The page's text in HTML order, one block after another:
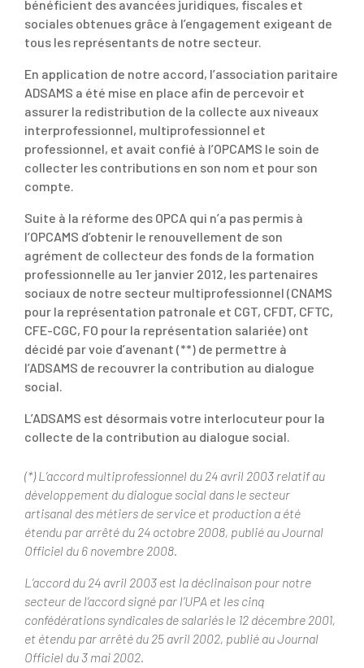
bénéficient des avancées juridiques, fiscales et
sociales obtenues grâce à l’engagement exigeant de
tous les représentants de notre secteur.
En application de notre accord, l’association paritaire
ADSAMS a été mise en place afin de percevoir et
assurer la redistribution de la collecte aux niveaux
interprofessionnel, multiprofessionnel et
professionnel, et avait confié à l’OPCAMS le soin de
collecter les contributions en son nom et pour son
compte.
Suite à la réforme des OPCA qui n’a pas permis à
l’OPCAMS d’obtenir le renouvellement de son
agrément de collecteur des fonds de la formation
professionnelle au 1er janvier 2012, les partenaires
sociaux de notre secteur multiprofessionnel (CNAMS
pour la représentation patronale et CGT, CFDT, CFTC,
CFE-CGC, FO pour la représentation salariée) ont
décidé par voie d’avenant (**) de permettre à
l’ADSAMS de recouvrer la contribution au dialogue
social.
L’ADSAMS est désormais votre interlocuteur pour la
collecte de la contribution au dialogue social.
(*) L’accord multiprofessionnel du 24 avril 2003 relatif au
développement du dialogue social dans le secteur
artisanal des métiers de service et production a été
étendu par arrêté du 24 octobre 2008, publié au Journal
Officiel du 6 novembre 2008.
L’accord du 24 avril 2003 est la déclinaison pour notre
secteur de l’accord signé par l’UPA et les cinq
confédérations syndicales de salariés le 12 décembre 2001,
et étendu par arrêté du 25 avril 2002, publié au Journal
Officiel du 3 mai 2002.